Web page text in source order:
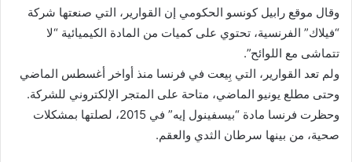
وقال موقع رابيل كونسو الحكومي إن القوارير، التي صنعتها شركة
“فيلاك” الفرنسية، تحتوي على كميات من المادة الكيميائية “لا
تتماشى مع اللوائح”.
ولم تعد القوارير، التي بِيعت في فرنسا منذ أواخر أغسطس الماضي
وحتى مطلع يونيو الماضي، متاحة على المتجر الإلكتروني للشركة.
وحظرت فرنسا مادة “بيسفينول إيه” في 2015، لصلتها بمشكلات
صحية، من بينها سرطان الثدي والعقم.